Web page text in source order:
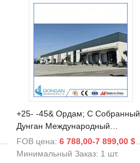
/ шт.
+25- -45& Ордам; С Собранный
Дунган Международный
Упаковочный Метод
Индивидуальное Хранение в
FOB цена: 6 788,00-7 899,00 $
Минимальный Заказ: 1 шт.